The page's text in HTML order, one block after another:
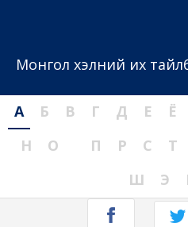
Монгол хэлний их
А Б В Г Д Е Ё
Н
О П Р С Т
Ш
Э